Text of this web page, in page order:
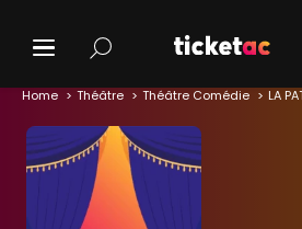
Home Théâtre Théâtre Comédie LA